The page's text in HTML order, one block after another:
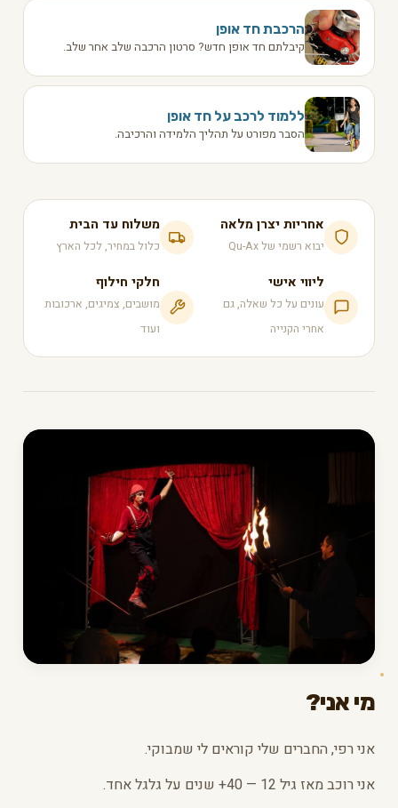
הרכבת חד אופן
קיבלתם חד אופן חדש? סרטון הרכבה שלב אחר שלב.
ללמוד לרכב על חד אופן
הסבר מפורט על תהליך הלמידה והרכיבה.
אחריות יצרן מלאה
יבוא רשמי של Qu-Ax
משלוח עד הבית
כלול במחיר, לכל הארץ
ליווי אישי
עונים על כל שאלה, גם
אחרי הקנייה
חלקי חילוף
מושבים, צמיגים, ארכובות
ועוד
מי אני?
אני רפי, החברים שלי קוראים לי שמבוקי.
אני רוכב מאז גיל 12 — 40+ שנים על גלגל אחד.